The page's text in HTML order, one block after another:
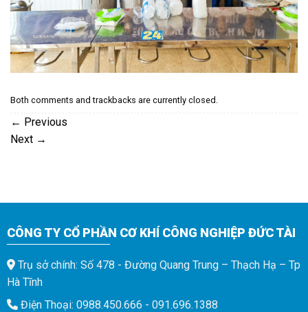
Both comments and trackbacks are currently closed.
← Previous
Next →
CÔNG TY CỔ PHẦN CƠ KHÍ CÔNG NGHIỆP ĐỨC TÀI
Trụ sở chính: Số 478 - Đường Quang Trung – Thạch Hạ – Tp
Hà Tĩnh
Điện Thoại: 0988.450.666 - 091.696.1388